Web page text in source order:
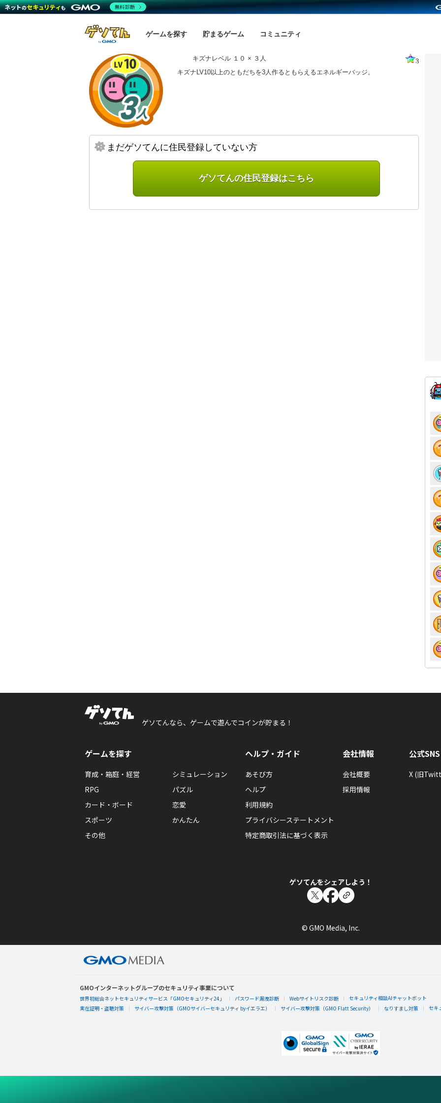
ゲームを探す 貯まるゲーム コミュニティ
キズナレベル １０ × ３人
3
キズナLV10以上のともだちを3人作るともらえるエネルギーバッジ。
まだゲソてんに住民登録していない方
ゲソてんの住民登録はこちら
ゲソてんなら、ゲームで遊んでコインが貯まる！
ゲームを探す
育成・箱庭・経営
シミュレーション
RPG
パズル
カード・ボード
恋愛
スポーツ
かんたん
その他
ヘルプ・ガイド
あそび方
ヘルプ
利用規約
プライバシーステートメント
特定商取引法に基づく表示
会社情報
会社概要
採用情報
公式SNS
X (旧
ゲソてんをシェアしよう！
© GMO Media, Inc.
GMOインターネットグループのセキュリティ事業について
世界初総合ネットセキュリティサービス「GMOセキュリティ24」 パスワード漏洩診断 Webサイトリスク診断
セキュリティ相談AIチャットボット
実在証明・盗聴対策
サイバー攻撃対策（GMOサイバーセキュリティ byイエラエ） サイバー攻撃対策（GMO Flatt Security） なりすまし対策 セキ
無料診断